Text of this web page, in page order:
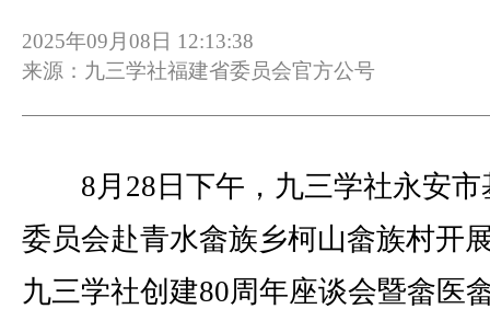
2025年09月08日 12:13:38
来源：九三学社福建省委员会官方公号
8月28日下午，九三学社永安市
委员会赴青水畲族乡柯山畲族村开
九三学社创建80周年座谈会暨畲医